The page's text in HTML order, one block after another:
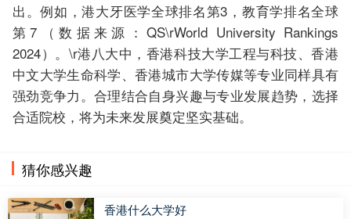
出。例如，港大牙医学全球排名第3，教育学排名全球
第7（数据来源：QS\rWorld University Rankings
2024）。\r港八大中，香港科技大学工程与科技、香港
中文大学生命科学、香港城市大学传媒等专业同样具有
强劲竞争力。合理结合自身兴趣与专业发展趋势，选择
合适院校，将为未来发展奠定坚实基础。
猜你感兴趣
香港什么大学好